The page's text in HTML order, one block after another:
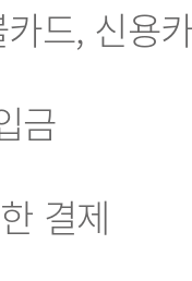
드, 신용
금
결제